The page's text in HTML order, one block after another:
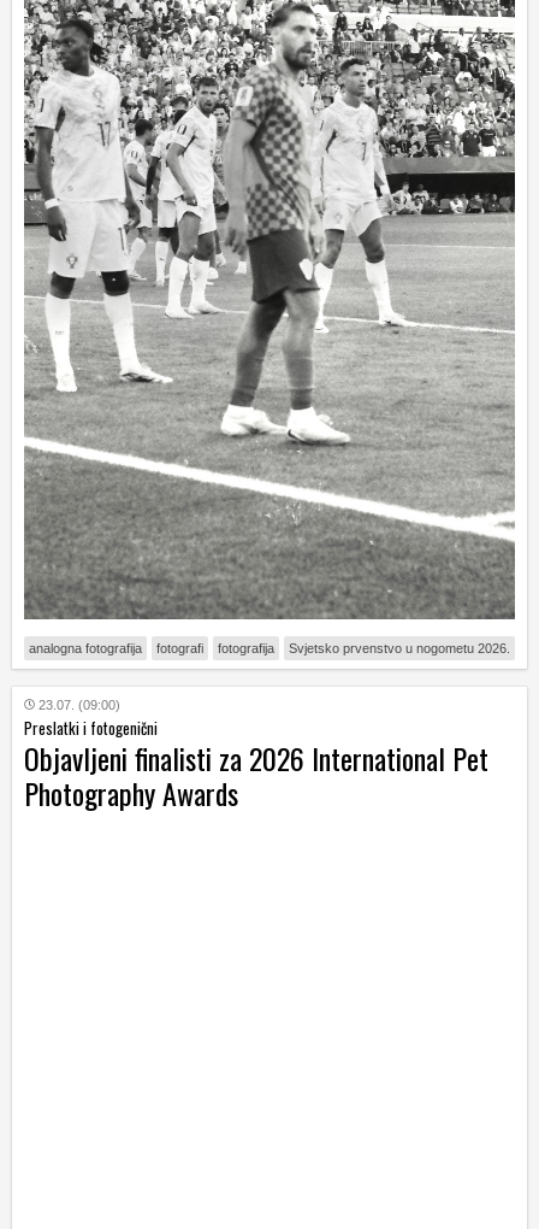
analogna fotografija fotografi fotografija Svjetsko prvenstvo u nogometu 2026.
23.07. (09:00)
Preslatki i fotogenični
Objavljeni finalisti za 2026 International Pet
Photography Awards